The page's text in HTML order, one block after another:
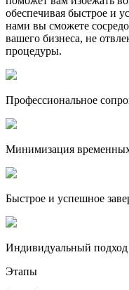
обеспечивая быстрое и
нами вы сможете
вашего бизнеса, не
процедуры.
Профессиональное
Минимизация
Быстрое и успешное
Индивидуальный
Этапы